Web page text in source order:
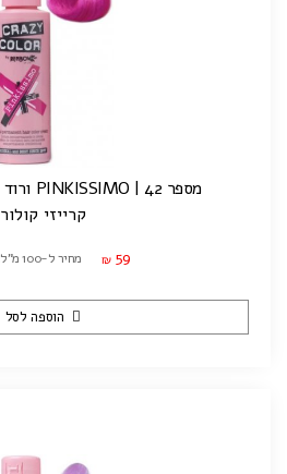
מספר 42 | PINKISSIMO ורוד פוקסיה | 100 מ"ל
קרייזי קולור
₪ 59 מחיר ל-100 מ"ל: ₪59.00
הוספה לסל